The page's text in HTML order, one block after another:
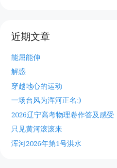
近期文章
能屈能伸
解惑
穿越地心的运动
一场台风为浑河正名:)
2026辽宁高考物理卷作答及感受
只见黄河滚滚来
浑河2026年第1号洪水